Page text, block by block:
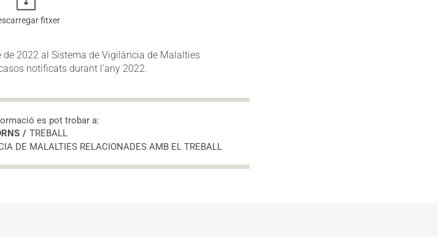
fitxer
2022 al Sistema de Vigilància de Malalties
notificats durant l’any 2022.
es pot trobar a:
TREBALL
DE MALALTIES RELACIONADES AMB EL TREBALL